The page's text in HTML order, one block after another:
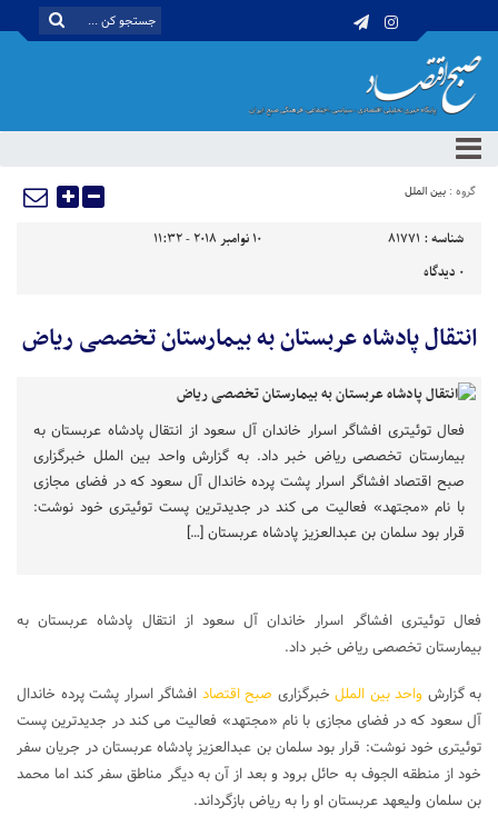
گروه : بین الملل
شناسه : 81771
10 نوامبر 2018 - 11:32
0 دیدگاه
انتقال پادشاه عربستان به بیمارستان تخصصی ریاض
فعال توئیتری افشاگر اسرار خاندان آل سعود از انتقال پادشاه عربستان به
بیمارستان تخصصی ریاض خبر داد. به گزارش واحد بین الملل خبرگزاری
صبح اقتصاد افشاگر اسرار پشت پرده خاندال آل سعود که در فضای مجازی
با نام «مجتهد» فعالیت می کند در جدیدترین پست توئیتری خود نوشت:
قرار بود سلمان بن عبدالعزیز پادشاه عربستان […]
فعال توئیتری افشاگر اسرار خاندان آل سعود از انتقال پادشاه عربستان به
بیمارستان تخصصی ریاض خبر داد.
به گزارش واحد بین الملل خبرگزاری صبح اقتصاد افشاگر اسرار پشت پرده خاندال
آل سعود که در فضای مجازی با نام «مجتهد» فعالیت می کند در جدیدترین پست
توئیتری خود نوشت: قرار بود سلمان بن عبدالعزیز پادشاه عربستان در جریان سفر
خود از منطقه الجوف به حائل برود و بعد از آن به دیگر مناطق سفر کند اما محمد
بن سلمان ولیعهد عربستان او را به ریاض بازگرداند.